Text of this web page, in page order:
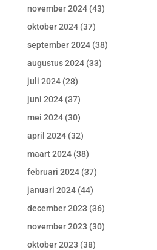
november 2024(43)
oktober 2024(37)
september 2024(38)
augustus 2024(33)
juli 2024(28)
juni 2024(37)
mei 2024(30)
april 2024(32)
maart 2024(38)
februari 2024(37)
januari 2024(44)
december 2023 (36)
november 2023 (30)
oktober 2023 (38)